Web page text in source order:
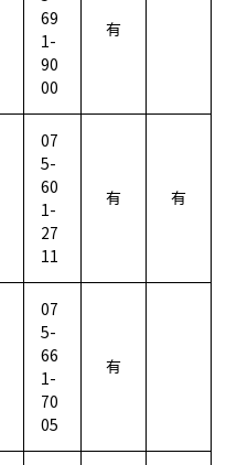
69
1-
90
00
有
07
5-
60
1-
27
11
有 有
07
5-
66
1-
70
05
有